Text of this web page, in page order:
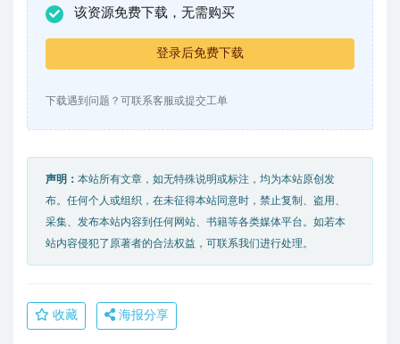
该资源免费下载，无需购买
登录后免费下载
下载遇到问题？可联系客服或提交工单
声明： 本站所有文章，如无特殊说明或标注，均为本站原创发
布。任何个人或组织，在未征得本站同意时，禁止复制、盗用、
采集、发布本站内容到任何网站、书籍等各类媒体平台。如若本
站内容侵犯了原著者的合法权益，可联系我们进行处理。
收藏 海报分享